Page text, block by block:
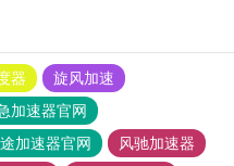
器
旋风加速
加速器官网
加速器官网
风驰加速器